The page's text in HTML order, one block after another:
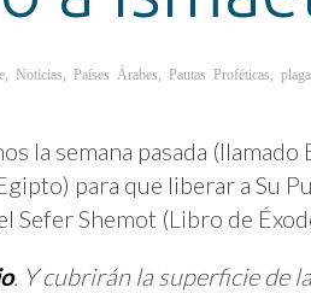
Noticias Países Árabes Pautas Proféticas
la semana pasada
para que liberar a Su
Sefer Shemot (Libro de
. Y cubrirán la superficie de